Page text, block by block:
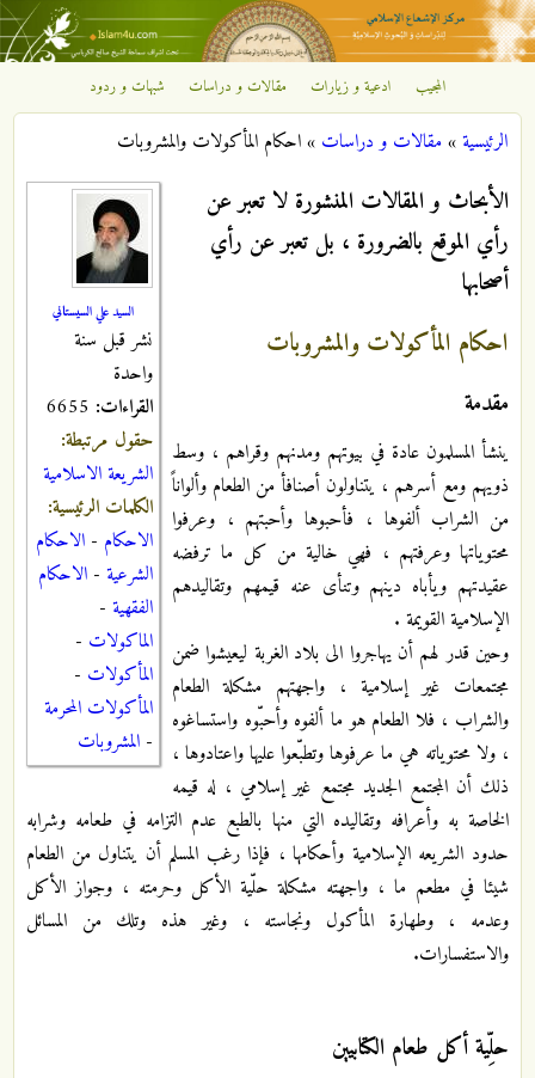
تجاوز إلى المحتوى الرئيسي
مركز
الإشعاع
الإسلامي
المجيب ادعية و زيارات مقالات و دراسات شبهات و ردود
أنت هنا
الرئيسية»مقالات و دراسات »احكام المأكولات والمشروبات
السيد علي السيستاني
نشر قبل سنة
واحدة
القراءات:
حقول مرتبطة:
الشريعة الاسلامية
الكلمات الرئيسية:
الاحكام - الاحكام
الشرعية - الاحكام
الفقهية -
الماكولات -
المأكولات -
المأكولات المحرمة
- المشروبات
الأبحاث و المقالات المنشورة لا تعبر عن
رأي الموقع بالضرورة ، بل تعبر عن رأي
أصحابها
احكام المأكولات والمشروبات
مقدمة
ينشأ المسلمون عادة في بيوتهم ومدنهم وقراهم ، وسط
ذويهم ومع أسرهم ، يتناولون أصنافأ من الطعام وألواناً
من الشراب ألفوها ، فأحبوها وأحبتهم ، وعرفوا
محتوياتها وعرفتهم ، فهي خالية من كل ما ترفضه
عقيدتهم ويأباه دينهم وتنأى عنه قيمهم وتقاليدهم
الإسلامية القويمة .
وحين قدر لهم أن يهاجروا الى بلاد الغربة ليعيشوا ضمن
مجتمعات غير إسلامية ، واجهتهم مشكلة الطعام
والشراب ، فلا الطعام هو ما ألفوه وأحبّوه واستساغوه
، ولا محتوياته هي ما عرفوها وتطبّعوا عليها واعتادوها ،
ذلك أن المجتمع الجديد مجتمع غير إسلامي ، له قيمه
الخاصة به وأعرافه وتقاليده التي منها بالطبع عدم التزامه في طعامه وشرابه
حدود الشريعه الإسلامية وأحكامها ، فإذا رغب المسلم أن يتناول من الطعام
شيئا في مطعم ما ، واجهته مشكلة حلّية الأكل وحرمته ، وجواز الأكل
وعدمه ، وطهارة المأكول ونجاسته ، وغير هذه وتلك من المسائل
والاستفسارات.
حلِّية أكل طعام الكتابيين